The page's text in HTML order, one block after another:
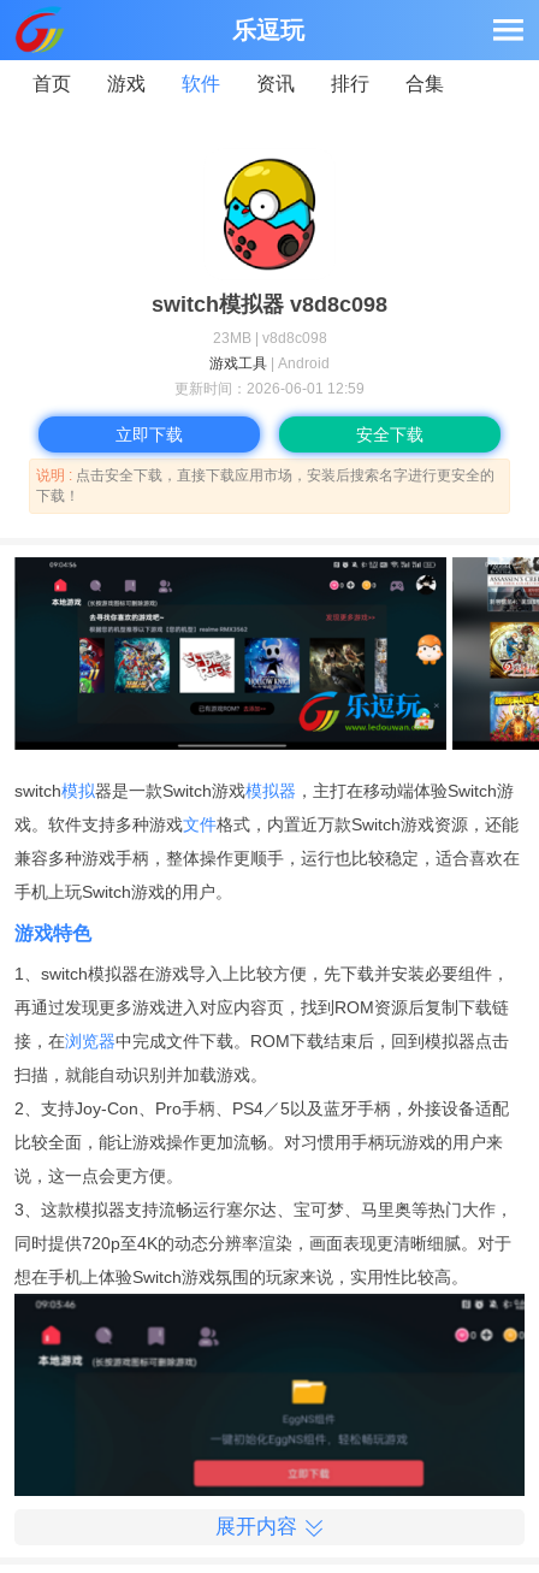
乐逗玩
首页 游戏 软件 资讯 排行 合集
switch模拟器 v8d8c098
23MB | v8d8c098
游戏工具 | Android
更新时间： 2026-06-01 12:59
立即下载 安全下载
说明 : 点击安全下载，直接下载应用市场，安装后搜索名字进行更安全的
下载！
switch模拟器是一款Switch游戏模拟器 ，主打在移动端体验Switch游
戏。软件支持多种游戏文件格式，内置近万款Switch游戏资源，还能
兼容多种游戏手柄，整体操作更顺手，运行也比较稳定，适合喜欢在
手机上玩Switch游戏的用户。
游戏特色
1、switch模拟器在游戏导入上比较方便，先下载并安装必要组件，
再通过发现更多游戏进入对应内容页，找到ROM资源后复制下载链
接，在浏览器中完成文件下载。ROM下载结束后，回到模拟器点击
扫描，就能自动识别并加载游戏。
2、支持Joy-Con、Pro手柄、PS4／5以及蓝牙手柄，外接设备适配
比较全面，能让游戏操作更加流畅。对习惯用手柄玩游戏的用户来
说，这一点会更方便。
3、这款模拟器支持流畅运行塞尔达、宝可梦、马里奥等热门大作，
同时提供720p至4K的动态分辨率渲染，画面表现更清晰细腻。对于
想在手机上体验Switch游戏氛围的玩家来说，实用性比较高。
展开内容